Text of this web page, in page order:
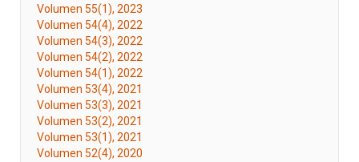
Volumen 55(1), 2023
Volumen 54(4), 2022
Volumen 54(3), 2022
Volumen 54(2), 2022
Volumen 54(1), 2022
Volumen 53(4), 2021
Volumen 53(3), 2021
Volumen 53(2), 2021
Volumen 53(1), 2021
Volumen 52(4), 2020